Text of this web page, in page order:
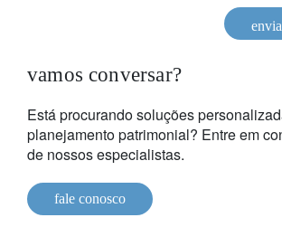
vamos conversar?
Está procurando soluções
planejamento patrimonial? Entre em
de nossos especialistas.
fale conosco